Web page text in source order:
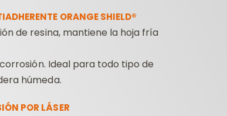
ORANGE SHIELD®
de resina, mantiene la hoja fría
Ideal para todo tipo de
húmeda.
POR LÁSER